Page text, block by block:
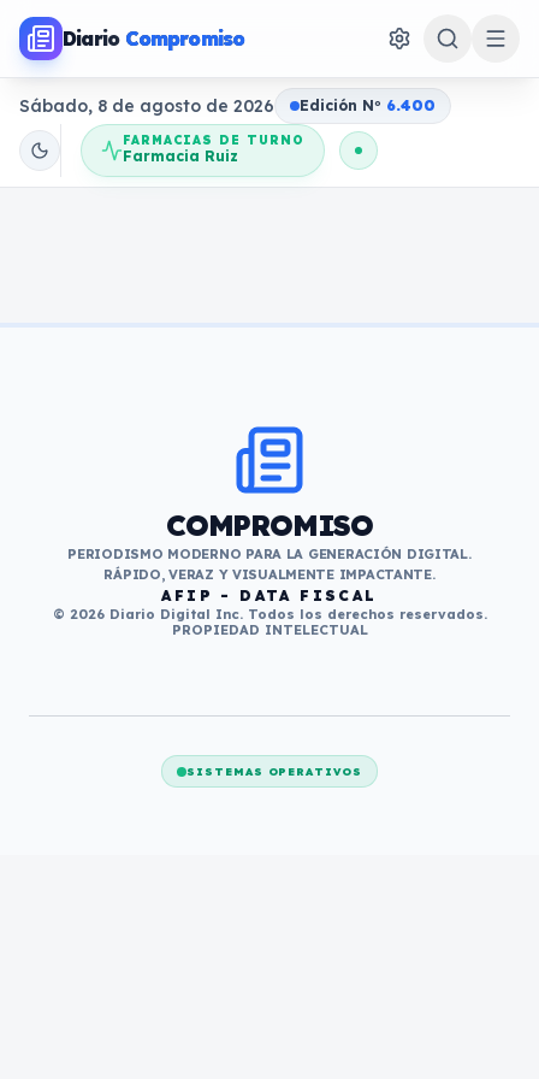
Diario Compromiso
Sábado, 8 de agosto de 2026 Edición No 6.400
FARMACIAS DE TURNO
Farmacia Ruiz
COMPROMISO
PERIODISMO MODERNO PARA LA GENERACIÓN DIGITAL.
RÁPIDO, VERAZ Y VISUALMENTE IMPACTANTE.
AFIP - DATA FISCAL
© 2026 Diario Digital Inc. Todos los derechos reservados.
PROPIEDAD INTELECTUAL
SISTEMAS OPERATIVOS